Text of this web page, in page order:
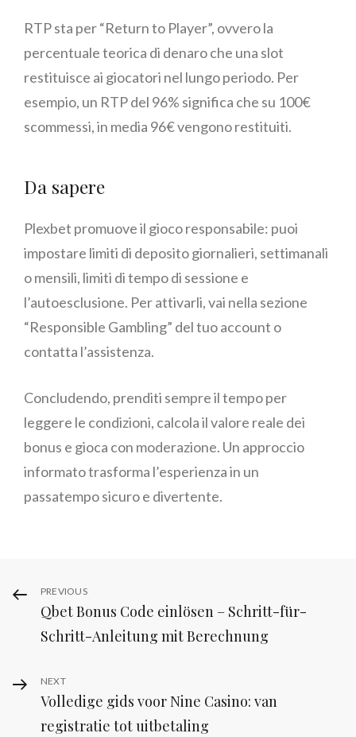
RTP sta per “Return to Player”, ovvero la
percentuale teorica di denaro che una slot
restituisce ai giocatori nel lungo periodo. Per
esempio, un RTP del 96% significa che su 100€
scommessi, in media 96€ vengono restituiti.
Da sapere
Plexbet promuove il gioco responsabile: puoi
impostare limiti di deposito giornalieri, settimanali
o mensili, limiti di tempo di sessione e
l’autoesclusione. Per attivarli, vai nella sezione
“Responsible Gambling” del tuo account o
contatta l’assistenza.
Concludendo, prenditi sempre il tempo per
leggere le condizioni, calcola il valore reale dei
bonus e gioca con moderazione. Un approccio
informato trasforma l’esperienza in un
passatempo sicuro e divertente.
Post
navigation
Previous
Post
PREVIOUS
Qbet Bonus Code einlösen – Schritt-für-
Schritt-Anleitung mit Berechnung
Next
Post
NEXT
Volledige gids voor Nine Casino: van
registratie tot uitbetaling